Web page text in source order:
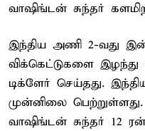
வாஷிங்டன் சுந்தர்
இந்திய அணி 2-வது
விக்கெட்டுகளை இழந்து
டிக்ளேர் செய்தது.
முன்னிலை
வாஷிங்டன் சுந்தர் 12